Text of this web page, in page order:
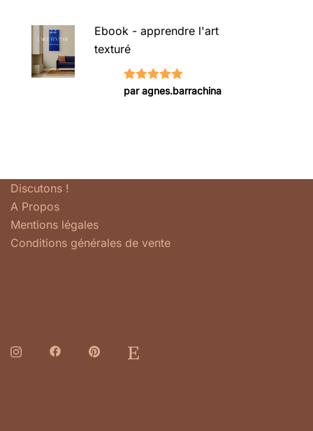
Ebook - apprendre l'art
texturé
Note5sur
par agnes.barrachina
Discutons !
A Propos
Mentions légales
Conditions générales de vente